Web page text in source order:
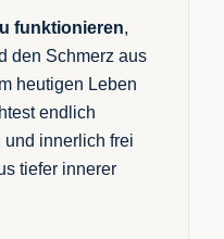
funktionieren,
den Schmerz aus
heutigen Leben
endlich
und innerlich frei
tiefer innerer